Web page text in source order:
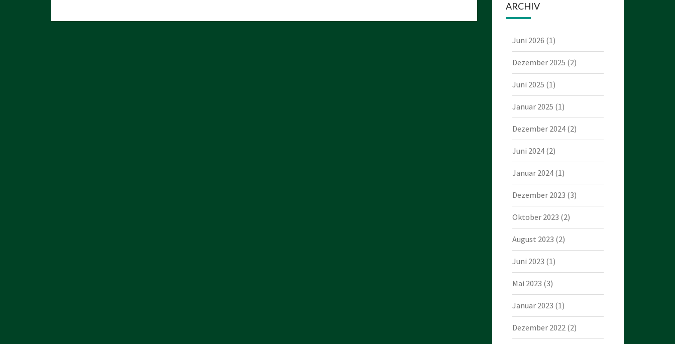
ARCHIV
Juni 2026 (1)
Dezember 2025 (2)
Juni 2025 (1)
Januar 2025 (1)
Dezember 2024(2)
Juni 2024(2)
Januar 2024(1)
Dezember 2023 (3)
Oktober 2023 (2)
August 2023 (2)
Juni 2023 (1)
Mai 2023 (3)
Januar 2023 (1)
Dezember 2022(2)